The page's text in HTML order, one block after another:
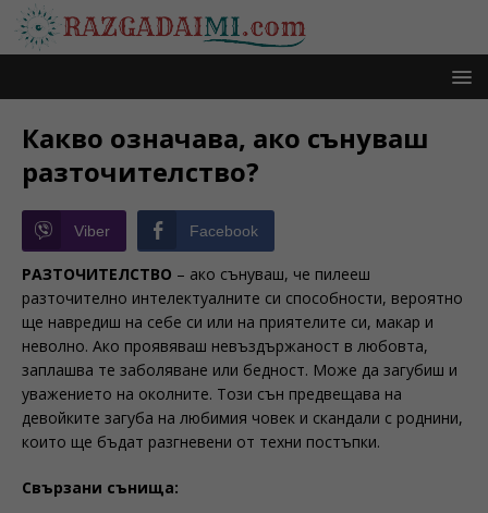
Какво означава, ако сънуваш
разточителство?
Viber Facebook
РАЗТОЧИТЕЛСТВО – ако сънуваш, че пилееш
разточително интелектуалните си способности, вероятно
ще навредиш на себе си или на приятелите си, макар и
неволно. Ако проявяваш невъздържаност в любовта,
заплашва те заболяване или бедност. Може да загубиш и
уважението на околните. Този сън предвещава на
девойките загуба на любимия човек и скандали с роднини,
които ще бъдат разгневени от техни постъпки.
Свързани сънища: